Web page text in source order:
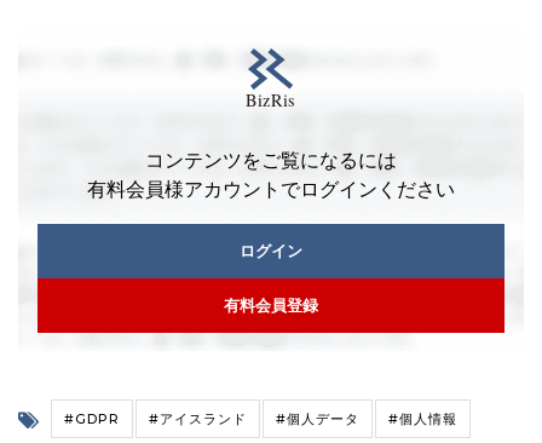
コンテンツをご覧になるには
有料会員様アカウントでログインください
ログイン
有料会員登録
#GDPR #アイスランド #個人データ #個人情報